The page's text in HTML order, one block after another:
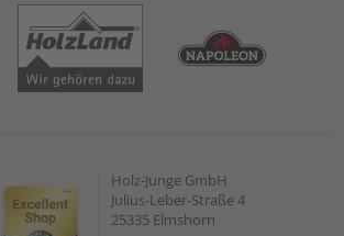
Holz-Junge GmbH
Julius-Leber-Straße 4
25335 Elmshorn